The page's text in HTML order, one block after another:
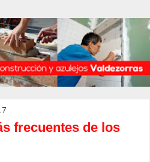
frecuentes de los